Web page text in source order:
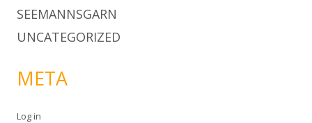
SEEMANNSGARN
UNCATEGORIZED
META
Log in